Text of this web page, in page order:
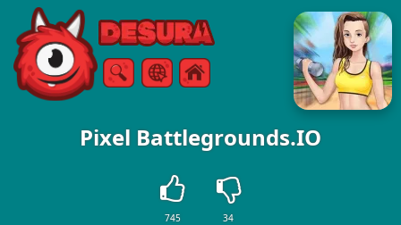
Free Online Games
KeresésMenü
Pixel Battlegrounds.IO
745 34